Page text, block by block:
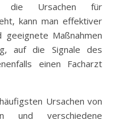
die Ursachen für
kann man effektiver
Maßnahmen
auf die Signale des
einen Facharzt
Ursachen von
und verschiedene